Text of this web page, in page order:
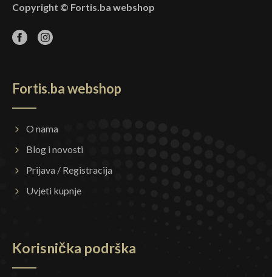
Copyright © Fortis.ba webshop
Fortis.ba webshop
O nama
Blog i novosti
Prijava / Registracija
Uvjeti kupnje
Korisnička podrška